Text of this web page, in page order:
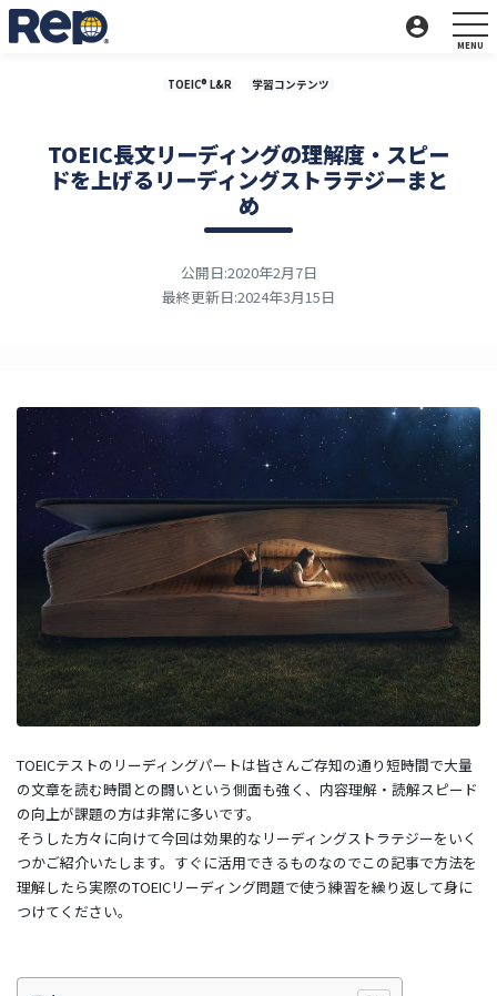
account_circle
TOEIC® L&R 学習コンテンツ
TOEIC長文リーディングの理解度・スピー
ドを上げるリーディングストラテジーまと
め
公開日:2020年2月7日
最終更新日:2024年3月15日
TOEICテストのリーディングパートは皆さんご存知の通り短時間で大量
の文章を読む時間との闘いという側面も強く、内容理解・読解スピード
の向上が課題の方は非常に多いです。
そうした方々に向けて今回は効果的なリーディングストラテジーをいく
つかご紹介いたします。すぐに活用できるものなのでこの記事で方法を
理解したら実際のTOEICリーディング問題で使う練習を繰り返して身に
つけてください。